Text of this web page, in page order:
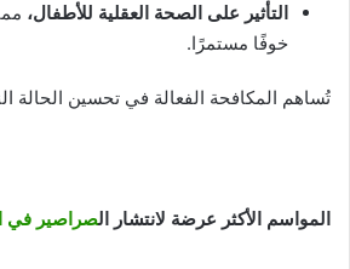
التأثير على الصحة العقلية للأطفال،
خوفًا مستمرًا.
تُساهم المكافحة الفعالة في تحسين الحالة
المواسم الأكثر عرضة لانتشار الصراصير في